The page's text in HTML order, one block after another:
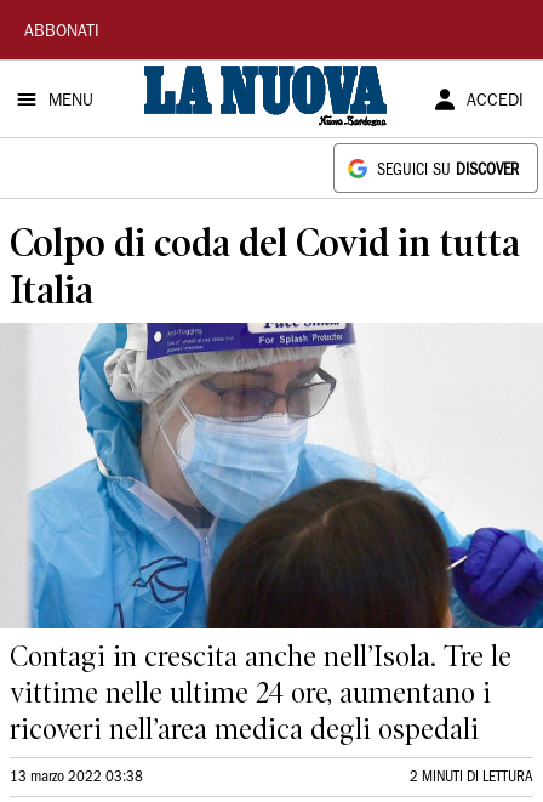
La
Nuova
Sardegna
ABBONATI
MENU ACCEDI
SEGUICI SU DISCOVER
Colpo di coda del Covid in tutta
Italia
Contagi in crescita anche nell’Isola. Tre le
vittime nelle ultime 24 ore, aumentano i
ricoveri nell’area medica degli ospedali
13 marzo 2022 03:38 2 MINUTI DI LETTURA